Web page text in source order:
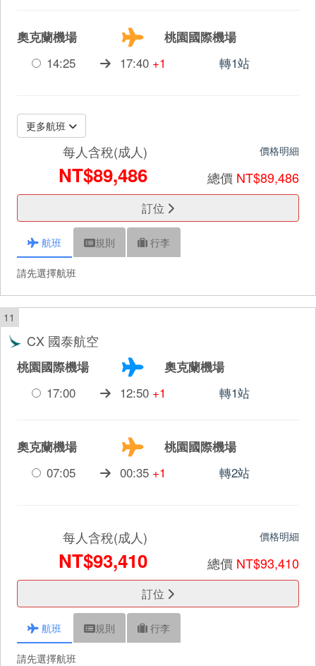
奧克蘭機場
桃園國際機場
14:25
17:40 +1 轉1站
更多航班
每人含稅(成人)
NT$89,486
價格明細
總價 NT$89,486
訂位
航班 規則 行李
請先選擇航班
11
CX 國泰航空
桃園國際機場
奧克蘭機場
17:00
12:50 +1 轉1站
奧克蘭機場
桃園國際機場
07:05
00:35 +1 轉2站
每人含稅(成人)
NT$93,410
價格明細
總價 NT$93,410
訂位
航班 規則 行李
請先選擇航班